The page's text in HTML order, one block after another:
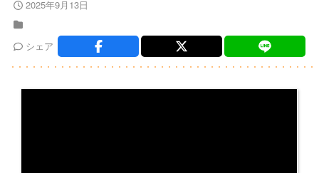
2025年9月13日
シェア